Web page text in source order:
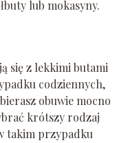
lub mokasyny.
się z lekkimi butami
codziennych,
obuwie mocno
krótszy rodzaj
takim przypadku